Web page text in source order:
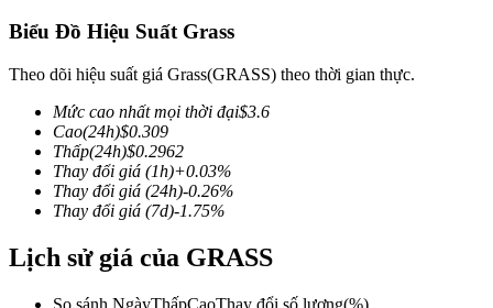
TradFi
Phái sinh cổ phiếu, ngoại hối, kim loại quý và hàng hóa
Biểu Đồ Hiệu Suất Grass
Theo dõi hiệu suất giá Grass(GRASS) theo thời gian thực.
Mức cao nhất mọi thời đại$3.6
Cao(24h)$0.309
Thấp(24h)$0.2962
Thay đổi giá (1h)+0.03%
Thay đổi giá (24h)-0.26%
Thay đổi giá (7d)-1.75%
Lịch sử giá của GRASS
So sánh NgàyThấpCaoThay đổi số lượng(%)